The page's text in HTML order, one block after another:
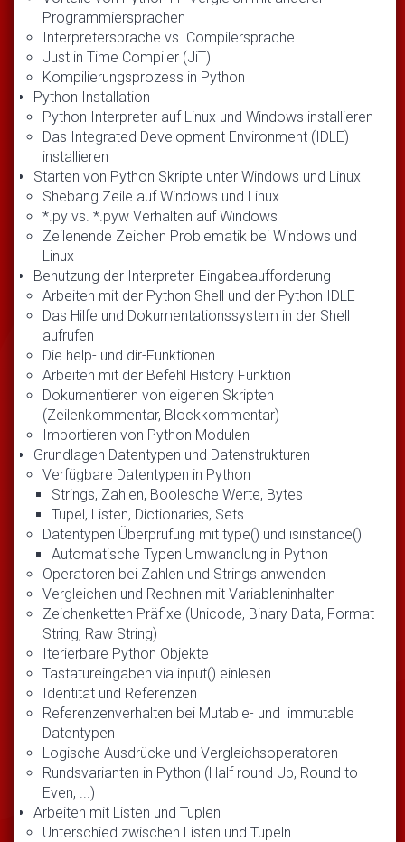
Programmiersprachen
Interpretersprache vs. Compilersprache
Just in Time Compiler (JiT)
Kompilierungsprozess in Python
Python Installation
Python Interpreter auf Linux und Windows installieren
Das Integrated Development Environment (IDLE)
installieren
Starten von Python Skripte unter Windows und Linux
Shebang Zeile auf Windows und Linux
*.py vs. *.pyw Verhalten auf Windows
Zeilenende Zeichen Problematik bei Windows und
Linux
Benutzung der Interpreter-Eingabeaufforderung
Arbeiten mit der Python Shell und der Python IDLE
Das Hilfe und Dokumentationssystem in der Shell
aufrufen
Die help- und dir-Funktionen
Arbeiten mit der Befehl History Funktion
Dokumentieren von eigenen Skripten
(Zeilenkommentar, Blockkommentar)
Importieren von Python Modulen
Grundlagen Datentypen und Datenstrukturen
Verfügbare Datentypen in Python
Strings, Zahlen, Boolesche Werte, Bytes
Tupel, Listen, Dictionaries, Sets
Datentypen Überprüfung mit type() und isinstance()
Automatische Typen Umwandlung in Python
Operatoren bei Zahlen und Strings anwenden
Vergleichen und Rechnen mit Variableninhalten
Zeichenketten Präfixe (Unicode, Binary Data, Format
String, Raw String)
Iterierbare Python Objekte
Tastatureingaben via input() einlesen
Identität und Referenzen
Referenzenverhalten bei Mutable- und immutable
Datentypen
Logische Ausdrücke und Vergleichsoperatoren
Rundsvarianten in Python (Half round Up, Round to
Even, ...)
Arbeiten mit Listen und Tuplen
Unterschied zwischen Listen und Tupeln